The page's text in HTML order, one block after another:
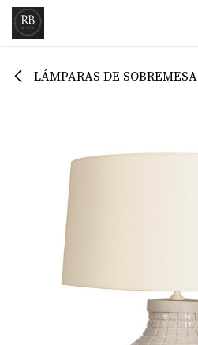
Ir al contenido
LÁMPARAS DE SOBREMESA